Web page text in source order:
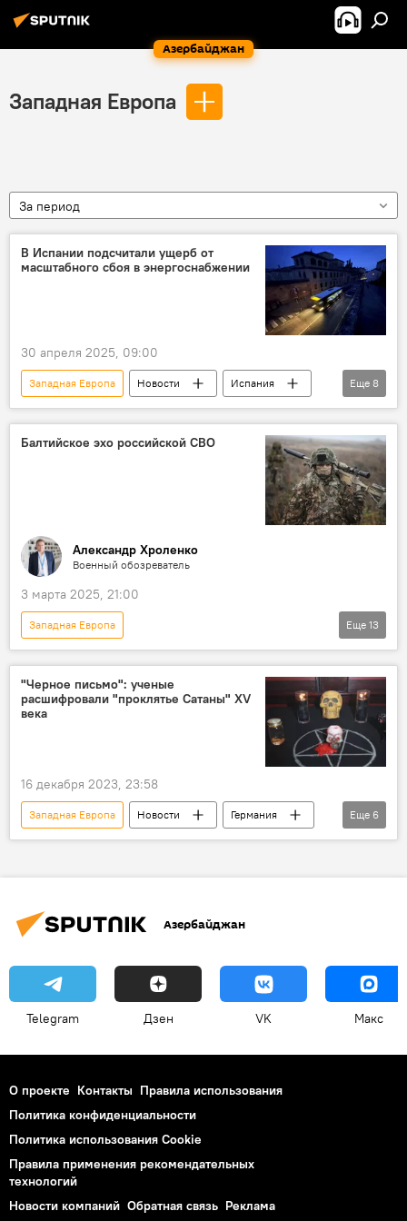
Азербайджан
Западная Европа
За период
В Испании подсчитали ущерб от
масштабного сбоя в энергоснабжении
30 апреля 2025, 09:00
Западная Европа Новости
Испания
Португалия
Блэкаут
Ущерб
Энергоснабжение
АЭС
Еще 8
Балтийское эхо российской СВО
Александр Хроленко
Военный обозреватель
3 марта 2025, 21:00
Западная Европа
Спецоперация России по защите Донбасса
Россия
СВО
Франция
Великобритания
ВСУ
Еврокомиссия
Еще 13
"Черное письмо": ученые
расшифровали "проклятье Сатаны" XV
века
16 декабря 2023, 23:58
Западная Европа Новости
Германия
Артефакты
археологические находки
Еще 6
Азербайджан
Telegram Дзен VK Макс
О проекте Контакты Правила использования
Политика конфиденциальности
Политика использования Cookie
Правила применения рекомендательных
технологий
Новости компаний Обратная связь Реклама